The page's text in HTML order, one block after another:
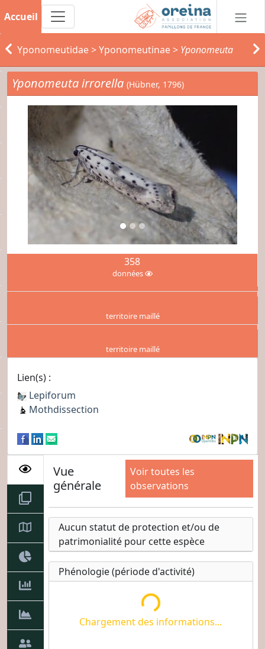
Accueil
Yponomeutidae>Yponomeutinae> Yponomeuta
Yponomeuta irrorella (Hübner, 1796)
358
données
territoire maillé
territoire maillé
Lien(s) :
Lepiforum
Mothdissection
Vue
générale
Voir toutes les
observations
Aucun statut de protection et/ou de
patrimonialité pour cette espèce
Phénologie (période d'activité)
Chargement des informations...
Chargement des informations...